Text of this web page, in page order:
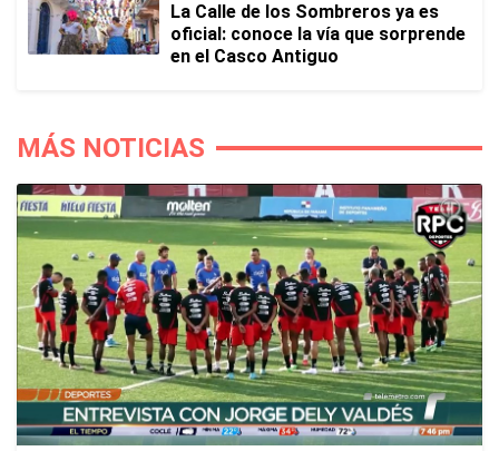
La Calle de los Sombreros ya es
oficial: conoce la vía que sorprende
en el Casco Antiguo
MÁS NOTICIAS